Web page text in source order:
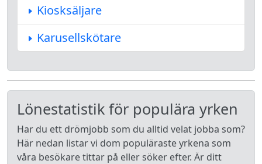
Kiosksäljare
Karusellskötare
Lönestatistik för populära yrken
Har du ett drömjobb som du alltid velat jobba som?
Här nedan listar vi dom populäraste yrkena som
våra besökare tittar på eller söker efter. Är ditt